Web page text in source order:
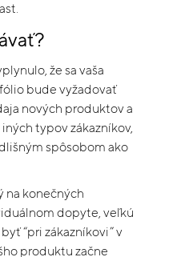
že sa vaša
bude vyžadovať
nových produktov a
typov zákazníkov,
spôsobom ako
na konečných
dopyte, veľkú
“pri zákazníkovi” v
produktu začne